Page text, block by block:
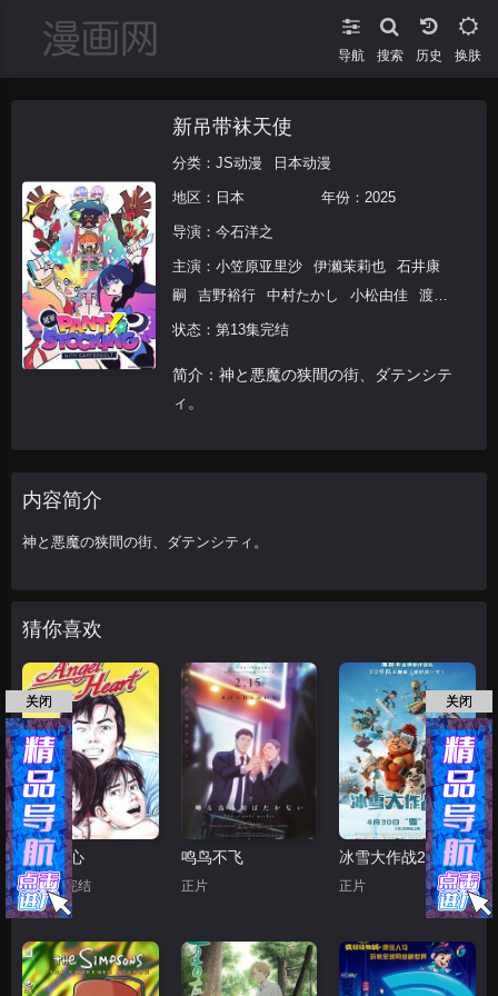
导航 搜索 换肤
新吊带袜天使
分类： JS动漫 日本动漫
地区： 日本 年份： 2025
导演： 今石洋之
主演： 小笠原亚里沙 伊濑茉莉也
石井康
嗣
吉野裕行 中村たかし 小松由佳
渡边
明乃
夏吉ゆうこ
状态：第13集完结
简介：神と悪魔の狭間の街、ダテンシテ
ィ。
内容简介
神と悪魔の狭間の街、ダテンシティ。
猜你喜欢
天使之心
第50集完结
鸣鸟不飞
正片
冰雪大作战2（原声版）
正片
关闭 关闭